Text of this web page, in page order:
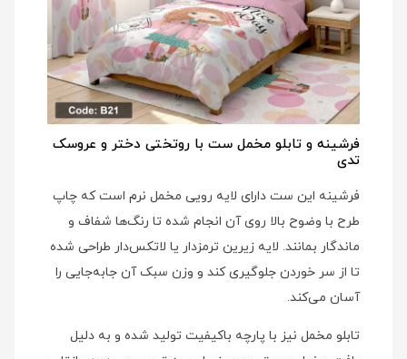
فرشینه و تابلو مخمل ست با روتختی دختر و عروسک
تدی
فرشینه این ست دارای لایه رویی مخمل نرم است که چاپ
طرح با وضوح بالا روی آن انجام شده تا رنگ‌ها شفاف و
ماندگار بمانند. لایه زیرین ترمزدار یا لاتکس‌دار طراحی شده
تا از سر خوردن جلوگیری کند و وزن سبک آن جابه‌جایی را
آسان می‌کند.
تابلو مخمل نیز با پارچه باکیفیت تولید شده و به دلیل